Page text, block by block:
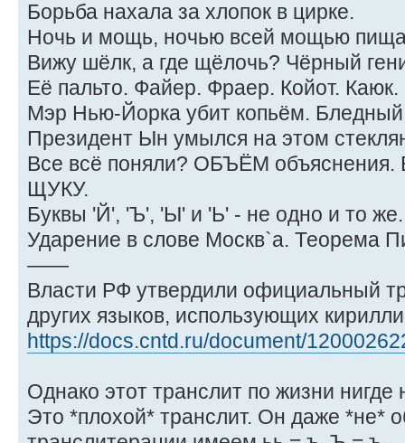
Борьба нахала за хлопок в цирке.
Ночь и мощь, ночью всей мощью
Вижу шёлк, а где щёлочь? Чёрный
Её пальто. Файер. Фраер. Койот.
Мэр Нью-Йорка убит копьём.
Президент Ын умылся на этом
Все всё поняли? ОБЪЁМ
ЩУКУ.
Буквы 'Й', 'Ъ', 'Ы' и 'Ь' - не одно и то же.
Ударение в слове Москв`а. Теорема
——
Власти РФ утвердили официальный
других языков, использующих
https://docs.cntd.ru/document/
Однако этот транслит по жизни нигде
Это *плохой* транслит. Он даже *не*